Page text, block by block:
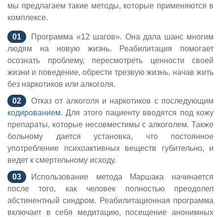
мы предлагаем такие методы, которые применяются в
комплексе.
Программа «12 шагов». Она дала шанс многим
людям на новую жизнь. Реабилитация помогает
осознать проблему, пересмотреть ценности своей
жизни и поведение, обрести трезвую жизнь, начав жить
без наркотиков или алкоголя.
Отказ от алкоголя и наркотиков с последующим
кодированием. Для этого пациенту вводятся под кожу
препараты, которые несовместимы с алкоголем. Также
больному дается установка, что постоянное
употребление психоактивных веществ губительно, и
ведет к смертельному исходу.
Использование метода Маршака начинается
после того, как человек полностью преодолел
абстинентный синдром. Реабилитационная программа
включает в себя медитацию, посещение анонимных